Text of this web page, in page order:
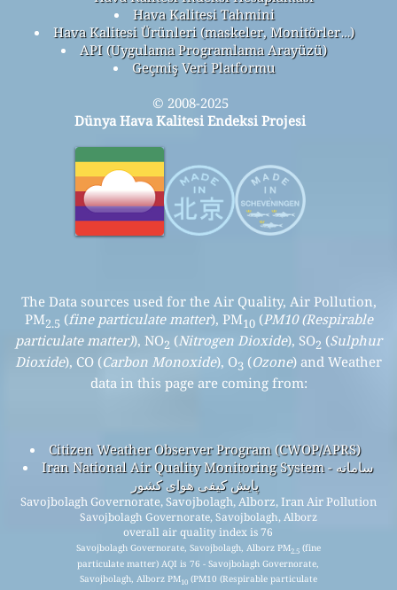
Hava Kalitesi Tahmini
Hava Kalitesi Ürünleri (maskeler, Monitörler…)
API (Uygulama Programlama Arayüzü)
Geçmiş Veri Platformu
© 2008-2025
Dünya Hava Kalitesi Endeksi Projesi
The Data sources used for the Air Quality, Air Pollution,
PM2.5 (fine particulate matter), PM10(PM10 (Respirable
particulate matter)), NO2 (Nitrogen Dioxide), SO2 (Sulphur
Dioxide), CO (Carbon Monoxide), O3 (Ozone) and Weather
data in this page are coming from:
Citizen Weather Observer Program (CWOP/APRS)
Iran National Air Quality Monitoring System - سامانه
پایش کیفی هوای کشور
Savojbolagh Governorate, Savojbolagh, Alborz, Iran Air Pollution
Savojbolagh Governorate, Savojbolagh, Alborz
overall air quality index is 76
Savojbolagh Governorate, Savojbolagh, Alborz PM2.5(fine
particulate matter) AQI is 76 - Savojbolagh Governorate,
Savojbolagh, Alborz PM10(PM10 (Respirable particulate